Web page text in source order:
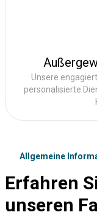
Unsere
personalisierte
Allgemeine
Erfahren
unseren